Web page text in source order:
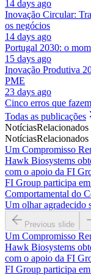
14 days ago
Inovação Circular:
os negócios
14 days ago
Portugal 2030: o
15 days ago
Inovação Produtiva
PME
23 days ago
Cinco erros que
Todas as publicações
NotíciasRelacionados
NotíciasRelacionados
Um Compromisso
Hawk Biosystems
com o apoio da FI
FI Group participa
Comportamental do
Um olhar agradecido
Previous slide
Um Compromisso
Hawk Biosystems
com o apoio da FI
FI Group participa